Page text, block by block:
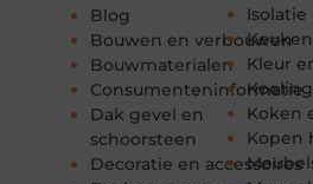
Blog
Bouwen en verbouwen
Bouwmaterialen
Consumenteninformatie
Dak gevel en
schoorsteen
Decoratie en accessoires
Isolatie
Keuken
Kleur
Koeling
Koken
Kopen